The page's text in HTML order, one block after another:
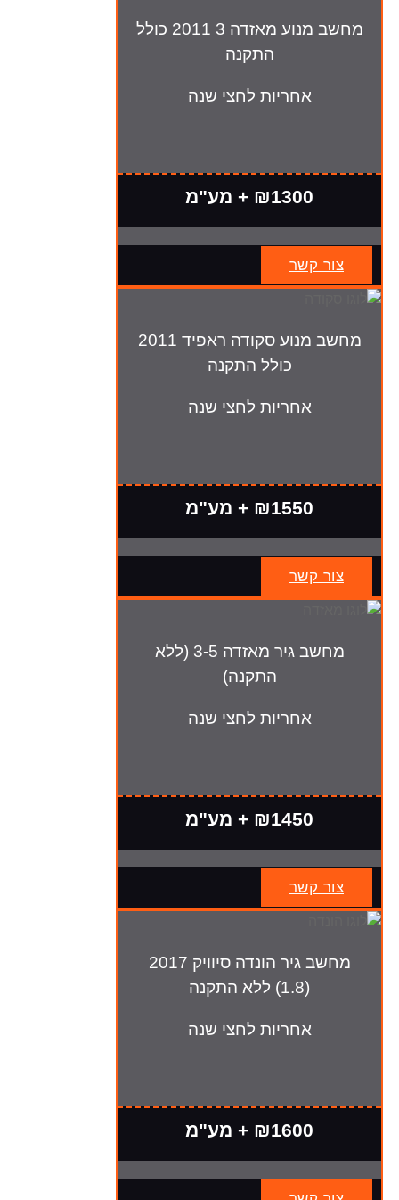
מחשב מנוע מאזדה 3 2011 כולל
התקנה
אחריות לחצי שנה
₪1300 + מע"מ
צור קשר
מחשב מנוע סקודה ראפיד 2011
כולל התקנה
אחריות לחצי שנה
₪1550 + מע"מ
צור קשר
מחשב גיר מאזדה 3-5 (ללא
התקנה)
אחריות לחצי שנה
₪1450 + מע"מ
צור קשר
מחשב גיר הונדה סיוויק 2017
(1.8) ללא התקנה
אחריות לחצי שנה
₪1600 + מע"מ